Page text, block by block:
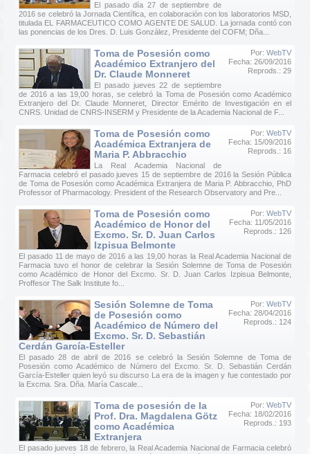
El pasado día 27 de septiembre de
2016 se celebró la Jornada Científica, en colaboración con los laboratorios MSD,
titulada EL FARMACEUTICO COMO AGENTE DE SALUD. La jornada contó con
las ponencias de los Dres. D. Luis González, Presidente del COFM; Dña...
Por: WebTV
Fecha: 26/09/2016
Reprods.: 29
Toma de Posesión como
Académico Extranjero del
Dr. Claude Monneret
El pasado jueves 22 de septiembre
de 2016 a las 19,00 horas, se celebró la Toma de Posesión como Académico
Extranjero del Dr. Claude Monneret, Director Emérito de Investigación en el
CNRS. Unidad de CNRS-INSERM y Presidente de la Academia Nacional de F...
Por: WebTV
Fecha: 15/09/2016
Reprods.: 16
Toma de Posesión como
Académica Extranjera de
Maria P. Abbracchio
La Real Academia Nacional de
Farmacia celebró el pasado jueves 15 de septiembre de 2016 la Sesión Pública
de Toma de Posesión como Académica Extranjera de Maria P. Abbracchio, PhD
Professor of Pharmacology. President of the Research Observatory and Pre...
Por: WebTV
Fecha: 11/05/2016
Reprods.: 126
Toma de Posesión como
Académico de Honor del
Excmo. Sr. D. Juan Carlos
Izpisua Belmonte
El pasado 11 de mayo de 2016 a las 19,00 horas la Real Academia Nacional de
Farmacia tuvo el honor de celebrar la Sesión Solemne de Toma de Posesión
como Académico de Honor del Excmo. Sr. D. Juan Carlos Izpisua Belmonte,
Proffesor The Salk Institute fo...
Por: WebTV
Fecha: 28/04/2016
Reprods.: 124
Sesión Solemne de Toma
de Posesión como
Académico de Número del
Excmo. Sr. D. Sebastián
Cerdán García-Esteller
El pasado 28 de abril de 2016 se celebró la Sesión Solemne de Toma de
Posesión como Académico de Número del Excmo. Sr. D. Sebastián Cerdán
García-Esteller quien leyó su discurso La era de la imagen y fue contestado por
la Excma. Sra. Dña. María Cascale...
Por: WebTV
Fecha: 18/02/2016
Reprods.: 193
Toma de posesión de la
Prof. Dra. Magdalena Götz
como Académica
Extranjera
El pasado jueves 18 de febrero, la Real Academia Nacional de Farmacia celebró